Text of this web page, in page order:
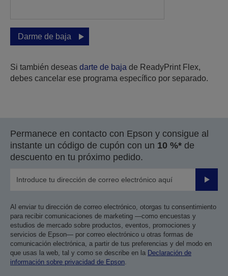
Darme de baja
Si también deseas darte de baja de ReadyPrint Flex,
debes cancelar ese programa específico por separado.
Permanece en contacto con Epson y consigue al
instante un código de cupón con un 10 %* de
descuento en tu próximo pedido.
Enviar
Al enviar tu dirección de correo electrónico, otorgas tu consentimiento
para recibir comunicaciones de marketing —como encuestas y
estudios de mercado sobre productos, eventos, promociones y
servicios de Epson— por correo electrónico u otras formas de
comunicación electrónica, a partir de tus preferencias y del modo en
que usas la web, tal y como se describe en la Declaración de
información sobre privacidad de Epson.